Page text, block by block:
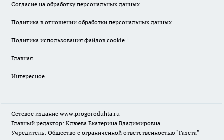
Согласие на обработку персональных данных
Политика в отношении обработки персональных данных
Политика использования файлов cookie
Главная
Интересное
Сетевое издание www.progoroduhta.ru
Главный редактор: Клюева Екатерина Владимировна
Учредитель: Общество с ограниченной ответственностью "Газета"